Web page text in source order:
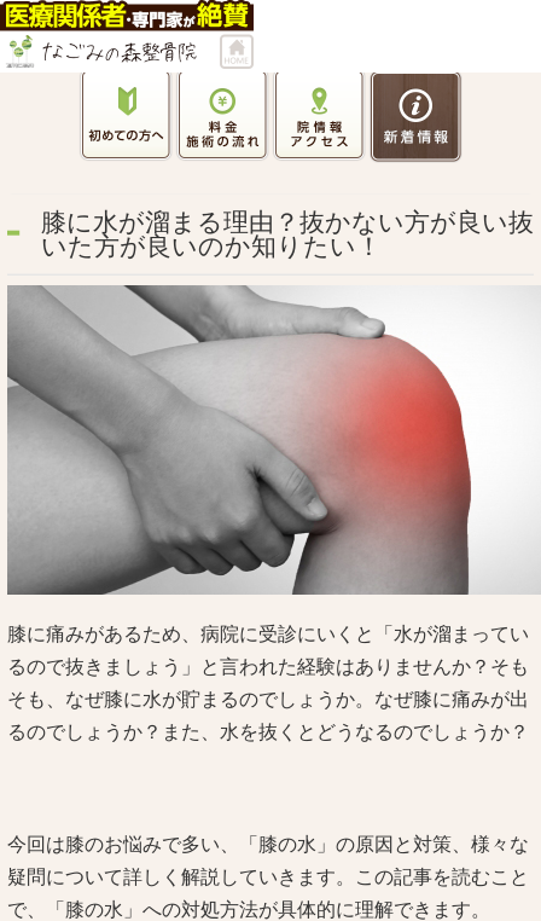
膝に水が溜まる理由？抜かない方が良い抜
いた方が良いのか知りたい！
膝に痛みがあるため、病院に受診にいくと「水が溜まってい
るので抜きましょう」と言われた経験はありませんか？そも
そも、なぜ膝に水が貯まるのでしょうか。なぜ膝に痛みが出
るのでしょうか？また、水を抜くとどうなるのでしょうか？
今回は膝のお悩みで多い、「膝の水」の原因と対策、様々な
疑問について詳しく解説していきます。この記事を読むこと
で、「膝の水」への対処方法が具体的に理解できます。